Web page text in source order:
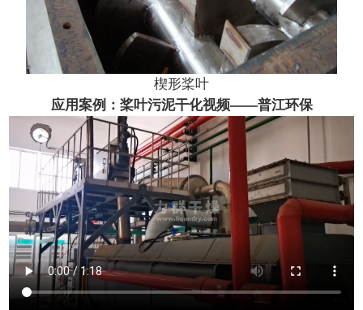
楔形桨叶
应用案例：桨叶污泥干化视频——普江环保